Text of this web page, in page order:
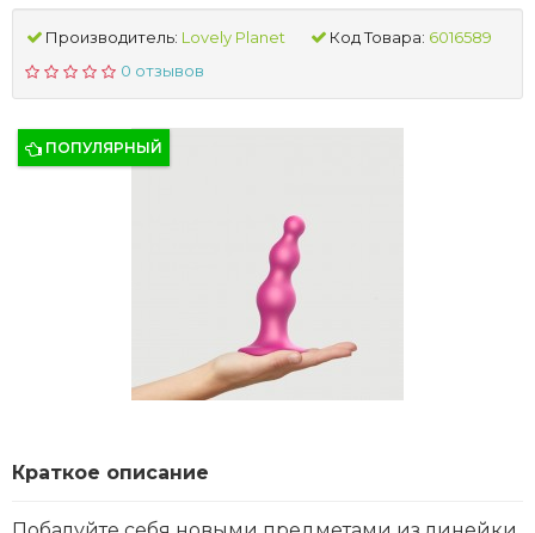
Производитель: Lovely Planet Код Товара: 6016589
0 отзывов
ПОПУЛЯРНЫЙ
Краткое описание